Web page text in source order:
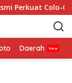
Colo-Colo
Daerah